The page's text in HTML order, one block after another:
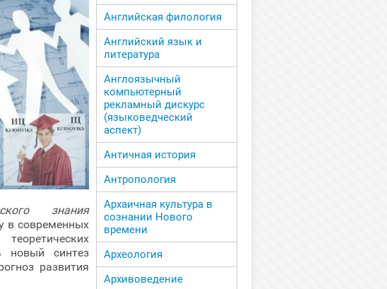
знания
в современных
новый синтез
развития
Английская филология
Английский язык и
литература
Англоязычный
компьютерный
рекламный дискурс
(языковедческий
аспект)
Античная история
Антропология
Архаичная культура в
сознании Нового
времени
Археология
Архивоведение